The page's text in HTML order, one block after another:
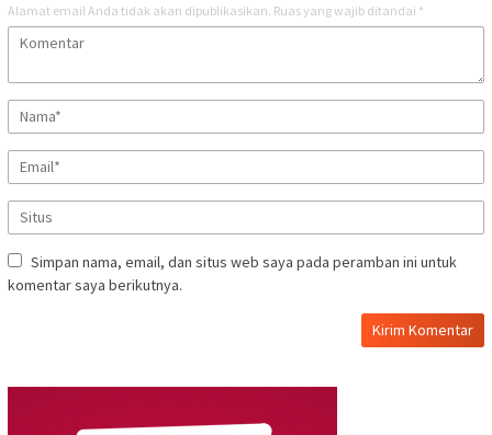
Alamat email Anda tidak akan dipublikasikan. Ruas yang wajib ditandai *
Simpan nama, email, dan situs web saya pada peramban ini untuk
komentar saya berikutnya.